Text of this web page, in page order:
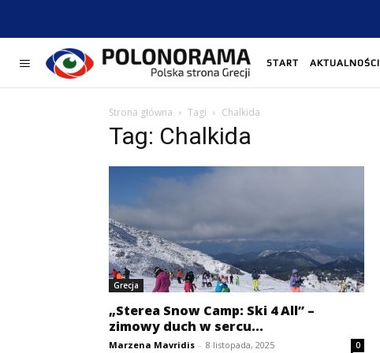
START AKTUALNOŚCI
Strona główna Tagi Chalkida
Tag: Chalkida
Grecja
„Sterea Snow Camp: Ski 4 All” –
zimowy duch w sercu...
Marzena Mavridis - 8 listopada, 2025 0